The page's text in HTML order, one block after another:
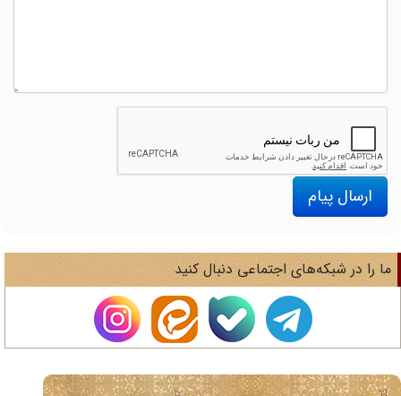
ارسال پیام
را در شبکه‌های اجتماعی دنبال کنید